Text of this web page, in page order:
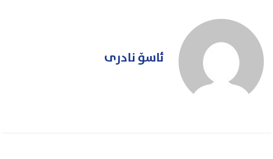
ئاسۆ نادری